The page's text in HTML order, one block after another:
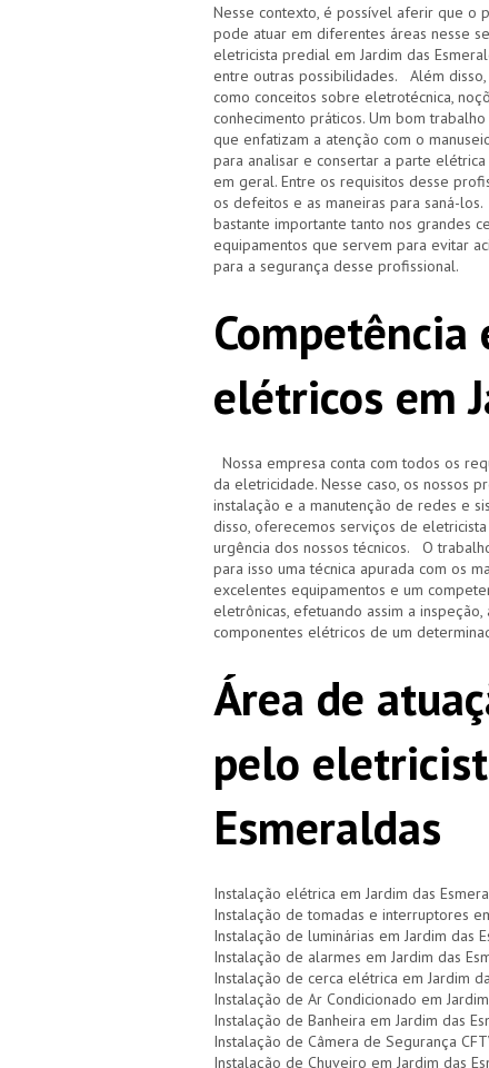
Nesse contexto, é possível aferir que o
pode atuar em diferentes áreas nesse
eletricista predial em Jardim das
entre outras possibilidades. Além
como conceitos sobre eletrotécnica,
conhecimento práticos. Um bom
que enfatizam a atenção com o
para analisar e consertar a parte
em geral. Entre os requisitos desse
os defeitos e as maneiras para saná-
bastante importante tanto nos grandes
equipamentos que servem para evitar
para a segurança desse profissional.
elétricos em
Nossa empresa conta com todos os
da eletricidade. Nesse caso, os nossos
instalação e a manutenção de redes e
disso, oferecemos serviços de
urgência dos nossos técnicos. O
para isso uma técnica apurada com os
excelentes equipamentos e um
eletrônicas, efetuando assim a
componentes elétricos de um
Área de
pelo
Esmeraldas
Instalação elétrica em Jardim das
Instalação de tomadas e interruptores
Instalação de luminárias em Jardim das
Instalação de alarmes em Jardim das
Instalação de cerca elétrica em Jardim
Instalação de Ar Condicionado em
Instalação de Banheira em Jardim das
Instalação de Câmera de Segurança
Instalação de Chuveiro em Jardim das